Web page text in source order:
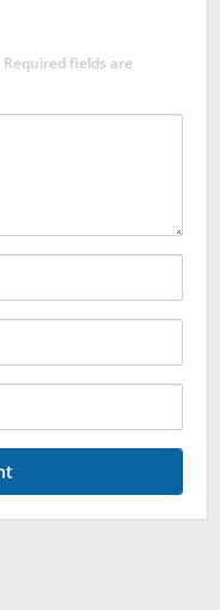
Required fields are